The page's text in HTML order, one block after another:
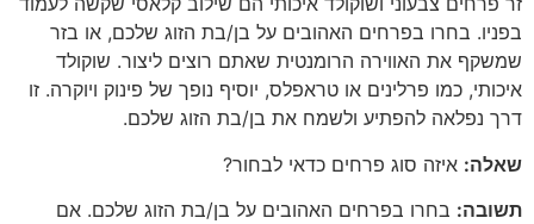
בפניו. בחרו בפרחים האהובים על בן/בת הזוג שלכם, או בזר
שמשקף את האווירה הרומנטית שאתם רוצים ליצור. שוקולד
איכותי, כמו פרלינים או טראפלס, יוסיף נופך של פינוק ויוקרה. זו
דרך נפלאה להפתיע ולשמח את בן/בת הזוג שלכם.
שאלה: איזה סוג פרחים כדאי לבחור?
תשובה: בחרו בפרחים האהובים על בן/בת הזוג שלכם. אם